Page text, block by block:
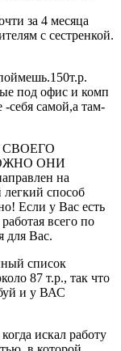
за 4 месяца
с сестренкой.
под офис и комп
-себя самой,а там-
ОНИ
на
способ
Если у Вас есть
всего по
для Вас.
список
87 т.р., так что
и у ВАС
искал работу